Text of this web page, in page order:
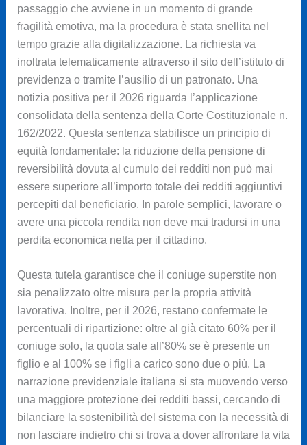
passaggio che avviene in un momento di grande
fragilità emotiva, ma la procedura è stata snellita nel
tempo grazie alla digitalizzazione. La richiesta va
inoltrata telematicamente attraverso il sito dell’istituto di
previdenza o tramite l’ausilio di un patronato. Una
notizia positiva per il 2026 riguarda l’applicazione
consolidata della sentenza della Corte Costituzionale n.
162/2022. Questa sentenza stabilisce un principio di
equità fondamentale: la riduzione della pensione di
reversibilità dovuta al cumulo dei redditi non può mai
essere superiore all’importo totale dei redditi aggiuntivi
percepiti dal beneficiario. In parole semplici, lavorare o
avere una piccola rendita non deve mai tradursi in una
perdita economica netta per il cittadino.
Questa tutela garantisce che il coniuge superstite non
sia penalizzato oltre misura per la propria attività
lavorativa. Inoltre, per il 2026, restano confermate le
percentuali di ripartizione: oltre al già citato 60% per il
coniuge solo, la quota sale all’80% se è presente un
figlio e al 100% se i figli a carico sono due o più. La
narrazione previdenziale italiana si sta muovendo verso
una maggiore protezione dei redditi bassi, cercando di
bilanciare la sostenibilità del sistema con la necessità di
non lasciare indietro chi si trova a dover affrontare la vita